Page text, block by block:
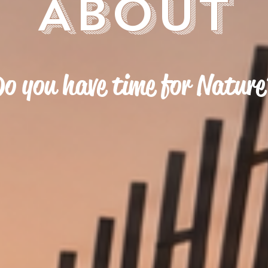
ABOUT
you have time for